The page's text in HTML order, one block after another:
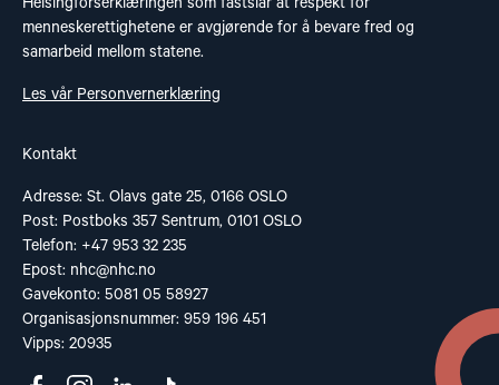
Helsingforserklæringen som fastslår at respekt for
menneskerettighetene er avgjørende for å bevare fred og
samarbeid mellom statene.
Les vår Personvernerklæring
Kontakt
Adresse: St. Olavs gate 25, 0166 OSLO
Post: Postboks 357 Sentrum, 0101 OSLO
Telefon: +47 953 32 235
Epost: nhc@nhc.no
Gavekonto: 5081 05 58927
Organisasjonsnummer: 959 196 451
Vipps: 20935